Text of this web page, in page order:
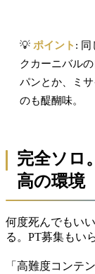
💡 ポイント : 同
クカーニバル
パンとか、ミ
のも醍醐味。
完全ソロ
高の環境
何度死んでもい
る。PT募集もい
「高難度コンテ